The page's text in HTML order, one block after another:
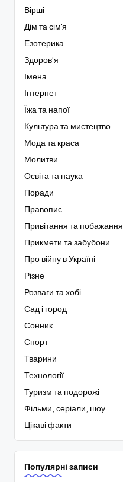
Вірші
Дім та сім'я
Езотерика
Здоров’я
Імена
Інтернет
Їжа та напої
Культура та мистецтво
Мода та краса
Молитви
Освіта та наука
Поради
Правопис
Привітання та побажання
Прикмети та забубони
Про війну в Україні
Різне
Розваги та хобі
Сад і город
Сонник
Спорт
Тварини
Технології
Туризм та подорожі
Фільми, серіали, шоу
Цікаві факти
Популярні записи